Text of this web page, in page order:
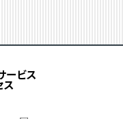
ービス
ス